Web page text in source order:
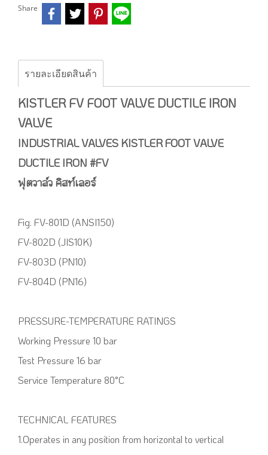
Share
รายละเอียดสินค้า
KISTLER FV FOOT VALVE DUCTILE IRON
VALVE
INDUSTRIAL VALVES KISTLER FOOT VALVE
DUCTILE IRON #FV
ฟุตวาล์ว คิสท์เลอร์
Fig. FV-801D (ANSI150)
FV-802D (JIS10K)
FV-803D (PN10)
FV-804D (PN16)
PRESSURE-TEMPERATURE RATINGS
Working Pressure 10 bar
Test Pressure 16 bar
Service Temperature 80°C
TECHNICAL FEATURES
1.Operates in any position from horizontal to vertical